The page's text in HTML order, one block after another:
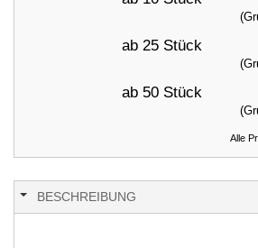
ab 25 Stück
ab 50 Stück
Alle
BESCHREIBUNG